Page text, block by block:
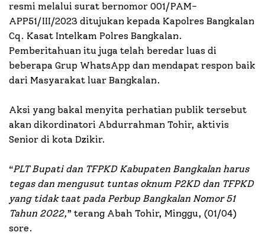
resmi melalui surat bernomor 001/PAM-
APP51/III/2023 ditujukan kepada Kapolres Bangkalan
Cq. Kasat Intelkam Polres Bangkalan.
Pemberitahuan itu juga telah beredar luas di
beberapa Grup WhatsApp dan mendapat respon baik
dari Masyarakat luar Bangkalan.
Aksi yang bakal menyita perhatian publik tersebut
akan dikordinatori Abdurrahman Tohir, aktivis
Senior di kota Dzikir.
“PLT Bupati dan TFPKD Kabupaten Bangkalan harus
tegas dan mengusut tuntas oknum P2KD dan TFPKD
yang tidak taat pada Perbup Bangkalan Nomor 51
Tahun 2022,” terang Abah Tohir, Minggu, (01/04)
sore.